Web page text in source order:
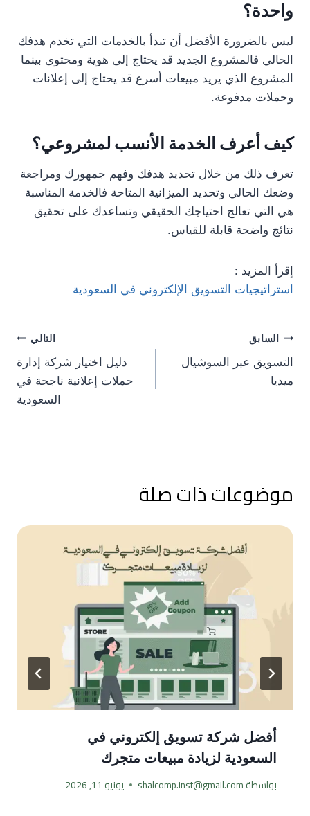
واحدة؟
ليس بالضرورة الأفضل أن تبدأ بالخدمات التي تخدم هدفك
الحالي فالمشروع الجديد قد يحتاج إلى هوية ومحتوى بينما
المشروع الذي يريد مبيعات أسرع قد يحتاج إلى إعلانات
وحملات مدفوعة.
كيف أعرف الخدمة الأنسب لمشروعي؟
تعرف ذلك من خلال تحديد هدفك وفهم جمهورك ومراجعة
وضعك الحالي وتحديد الميزانية المتاحة فالخدمة المناسبة
هي التي تعالج احتياجك الحقيقي وتساعدك على تحقيق
نتائج واضحة قابلة للقياس.
إقرأ المزيد :
استراتيجيات التسويق الإلكتروني في السعودية
السابق
التسويق عبر السوشيال
ميديا
التالي
دليل اختيار شركة إدارة
حملات إعلانية ناجحة في
السعودية
موضوعات ذات صلة
أفضل شركة تسويق إلكتروني في
السعودية لزيادة مبيعات متجرك
بواسطةshalcomp.inst@gmail.com يونيو 11, 2026